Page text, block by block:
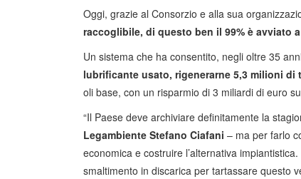
Oggi, grazie al Consorzio e alla sua
raccoglibile, di questo ben il 99% è avviato
Un sistema che ha consentito, negli oltre 35
lubrificante usato, rigenerarne 5,3 milioni di
oli base, con un risparmio di 3 miliardi di euro
“Il Paese deve archiviare definitamente la
Legambiente Stefano Ciafani – ma per farlo
economica e costruire l’alternativa
smaltimento in discarica per tartassare questo